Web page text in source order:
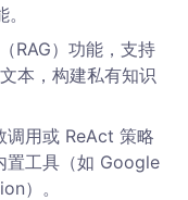
RAG）功能，支持
本，构建私有知识
调用或 ReAct 策略
置工具（如 Google
）。